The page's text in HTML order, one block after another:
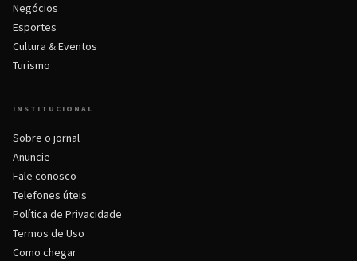
Negócios
Esportes
Cultura & Eventos
Turismo
INSTITUCIONAL
Sobre o jornal
Anuncie
Fale conosco
Telefones úteis
Política de Privacidade
Termos de Uso
Como chegar